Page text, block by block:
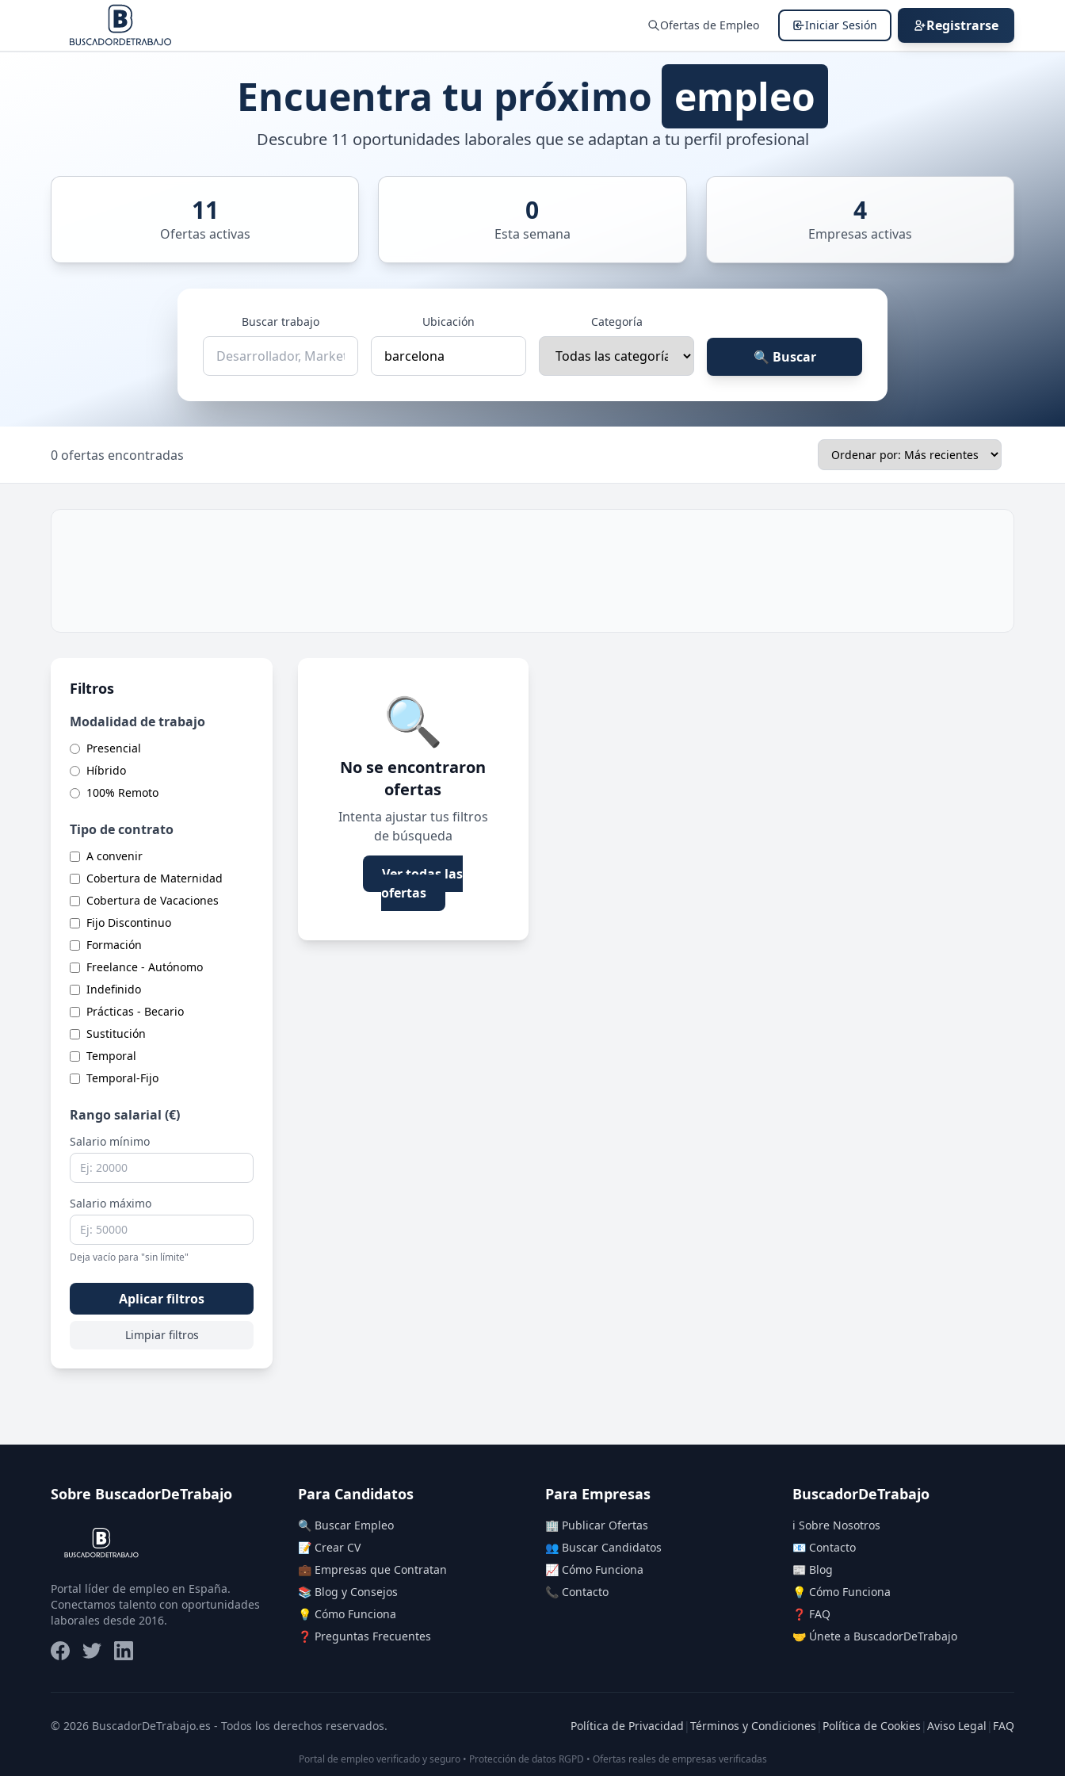
Ofertas de Empleo Iniciar Sesión Registrarse
Encuentra tu próximo empleo
Descubre 11 oportunidades laborales que se adaptan a tu perfil profesional
11
Ofertas activas
0
Esta semana
4
Empresas activas
Buscar trabajo Ubicación Categoría
🔍 Buscar
0 ofertas encontradas
Filtros
Modalidad de trabajo
Presencial
Híbrido
100% Remoto
Tipo de contrato
A convenir
Cobertura de Maternidad
Cobertura de Vacaciones
Fijo Discontinuo
Formación
Freelance - Autónomo
Indefinido
Prácticas - Becario
Sustitución
Temporal
Temporal-Fijo
Rango salarial (€)
Salario mínimo
Salario máximo
Deja vacío para "sin límite"
Aplicar filtros
Limpiar filtros
🔍
No se encontraron
ofertas
Intenta ajustar tus filtros
de búsqueda
Ver todas las
ofertas
Sobre BuscadorDeTrabajo
Portal líder de empleo en España.
Conectamos talento con oportunidades
laborales desde 2016.
Para Candidatos
🔍 Buscar Empleo
📝 Crear CV
💼 Empresas que Contratan
📚 Blog y Consejos
💡 Cómo Funciona
❓ Preguntas Frecuentes
Para Empresas
🏢 Publicar Ofertas
👥 Buscar Candidatos
📈 Cómo Funciona
📞 Contacto
BuscadorDeTrabajo
ℹ️ Sobre Nosotros
📧 Contacto
📰 Blog
💡 Cómo Funciona
❓ FAQ
🤝 Únete a BuscadorDeTrabajo
© 2026 BuscadorDeTrabajo.es - Todos los derechos reservados. Política de Privacidad | Términos y Condiciones | Política de Cookies | Aviso Legal | FAQ
Portal de empleo verificado y seguro • Protección de datos RGPD • Ofertas reales de empresas verificadas